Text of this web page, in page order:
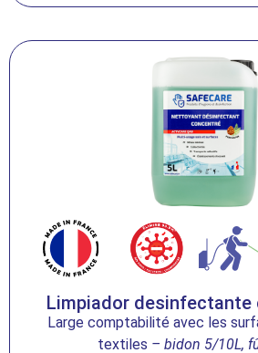
Limpiador desinfectante
Large comptabilité avec les
textiles – bidon 5/10L,